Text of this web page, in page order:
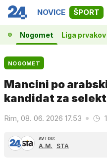
NOVICE ŠPORT
Nogomet Liga prvakov
NOGOMET
Mancini po
kandidat za
Rim, 08. 06. 2026 17.53
AVTOR:
A.M. STA